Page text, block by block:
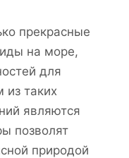
прекрасные
на море,
для
из таких
являются
позволят
природой